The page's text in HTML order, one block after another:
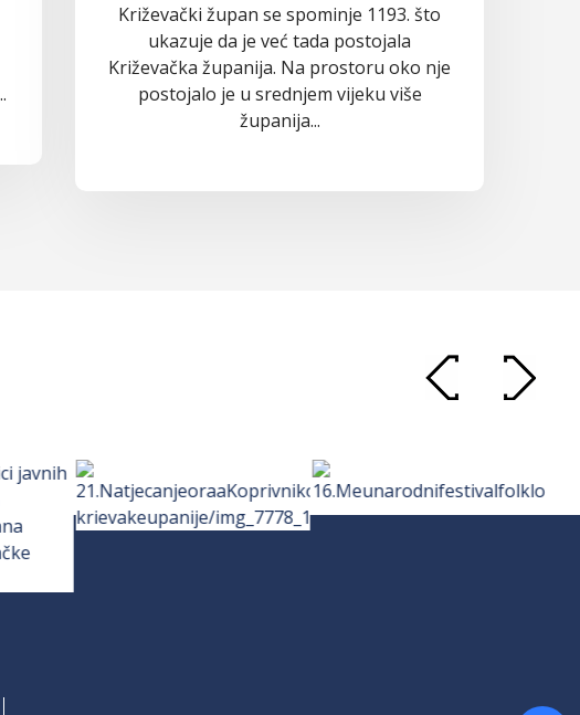
Križevački župan se spominje 1193. što
ukazuje da je već tada postojala
Križevačka županija. Na prostoru oko nje
postojalo je u srednjem vijeku više
županija...